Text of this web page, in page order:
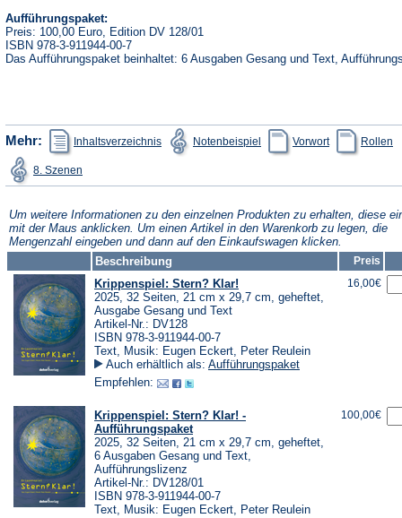
Aufführungspaket:
Preis: 100,00 Euro, Edition DV 128/01
ISBN 978-3-911944-00-7
Das Aufführungspaket beinhaltet: 6 Ausgaben Gesang und Text,
Mehr: Inhaltsverzeichnis
(Öffnet
in
einem
Tab)
Notenbeispiel
(Öffnet
in
einem
Tab)
Vorwort
(Öffnet
in
einem
Tab)
Rollenin
8. Szenenin
einem
Tab)
Um weitere Informationen zu den einzelnen Produkten zu erhalten, diese
mit der Maus anklicken. Um einen Artikel in den Warenkorb zu legen, die
Mengenzahl eingeben und dann auf den Einkaufswagen klicken.
Beschreibung
Preis
Krippenspiel: Stern? Klar!
2025, 32 Seiten, 21 cm x 29,7 cm, geheftet,
Ausgabe Gesang und Text
Artikel-Nr.: DV128
ISBN 978-3-911944-00-7
Text, Musik: Eugen Eckert, Peter Reulein
Auch erhältlich als: Aufführungspaket
Empfehlen:
16,00€
Krippenspiel: Stern? Klar! -
Aufführungspaket
2025, 32 Seiten, 21 cm x 29,7 cm, geheftet,
6 Ausgaben Gesang und Text,
Aufführungslizenz
Artikel-Nr.: DV128/01
ISBN 978-3-911944-00-7
Text, Musik: Eugen Eckert, Peter Reulein
100,00€